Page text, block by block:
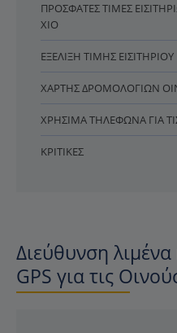
ΠΡΌΣΦΑΤΕΣ ΤΙΜΈΣ
ΧΊΟ
ΕΞΈΛΙΞΗ ΤΙΜΉΣ ΕΙΣΙΤΗΡΊΟΥ
ΧΆΡΤΗΣ ΔΡΟΜΟΛΟΓΊΩΝ
ΧΡΉΣΙΜΑ ΤΗΛΈΦΩΝΑ ΓΙΑ
ΚΡΙΤΙΚΈΣ
Διεύθυνση
GPS για τις